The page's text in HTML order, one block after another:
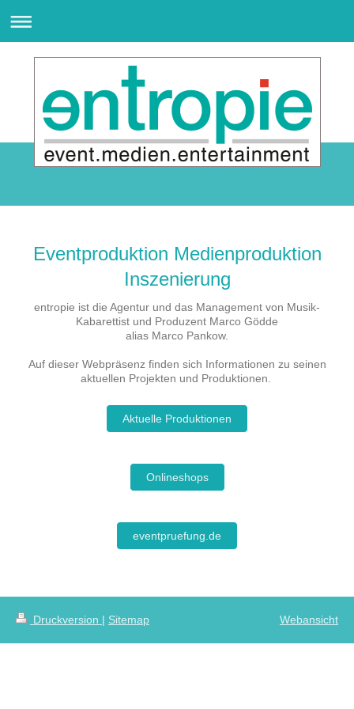
Eventproduktion Medienproduktion
Inszenierung
entropie ist die Agentur und das Management von Musik-
Kabarettist und Produzent Marco Gödde
alias Marco Pankow.
Auf dieser Webpräsenz finden sich Informationen zu seinen
aktuellen Projekten und Produktionen.
Aktuelle Produktionen
Onlineshops
eventpruefung.de
Druckversion | Sitemap Webansicht